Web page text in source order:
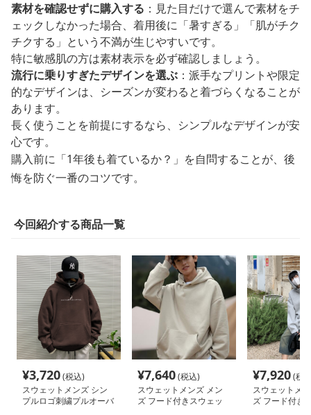
素材を確認せずに購入する ：見た目だけで選んで素材をチ
ェックしなかった場合、着用後に「暑すぎる」「肌がチク
チクする」という不満が生じやすいです。
特に敏感肌の方は素材表示を必ず確認しましょう。
流行に乗りすぎたデザインを選ぶ ：派手なプリントや限定
的なデザインは、シーズンが変わると着づらくなることが
あります。
長く使うことを前提にするなら、シンプルなデザインが安
心です。
購入前に「1年後も着ているか？」を自問することが、後
悔を防ぐ一番のコツです。
今回紹介する商品一覧
¥3,720(税込)
スウェットメンズ シン
プルロゴ刺繍プルオーバ
¥7,640(税込)
スウェットメンズ メン
ズ フード付きスウェッ
¥7,920(税
スウェットメ
ズ フード付き